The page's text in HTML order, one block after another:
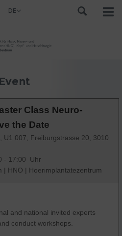
DE
Class Neuro-
the Date
U1 007, Freiburgstrasse 20, 3010
- 17:00 Uhr
| HNO | Hoerimplantatezentrum
and national invited experts
conduct workshops.